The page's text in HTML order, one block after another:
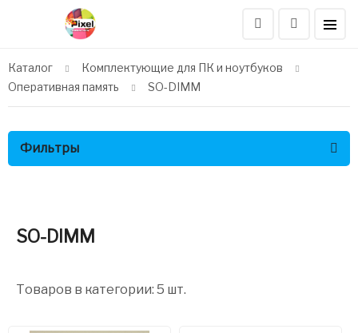
Каталог
Комплектующие для ПК и ноутбуков
Оперативная память
SO-DIMM
Фильтры
SO-DIMM
Товаров в категории: 5 шт.